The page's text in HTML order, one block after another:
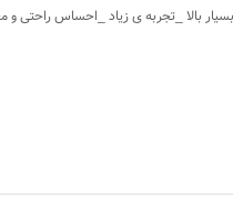
بالا _تجربه ی زیاد _احساس راحتی